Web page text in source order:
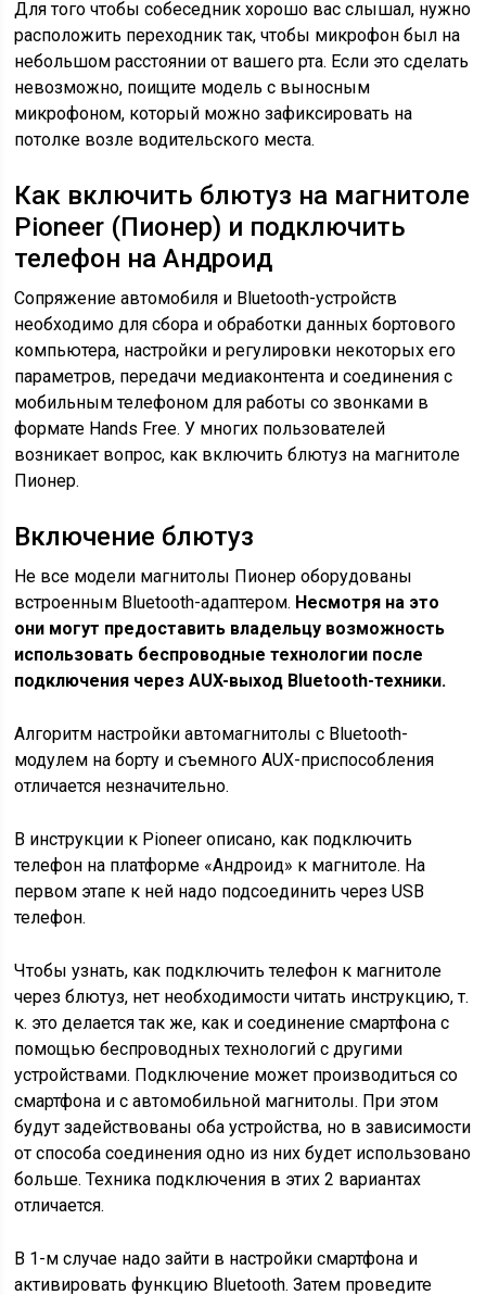
Для того чтобы собеседник хорошо вас слышал, нужно
расположить переходник так, чтобы микрофон был на
небольшом расстоянии от вашего рта. Если это сделать
невозможно, поищите модель с выносным
микрофоном, который можно зафиксировать на
потолке возле водительского места.
Как включить блютуз на магнитоле
Pioneer (Пионер) и подключить
телефон на Андроид
Сопряжение автомобиля и Bluetooth-устройств
необходимо для сбора и обработки данных бортового
компьютера, настройки и регулировки некоторых его
параметров, передачи медиаконтента и соединения с
мобильным телефоном для работы со звонками в
формате Hands Free. У многих пользователей
возникает вопрос, как включить блютуз на магнитоле
Пионер.
Включение блютуз
Не все модели магнитолы Пионер оборудованы
встроенным Bluetooth-адаптером. Несмотря на это
они могут предоставить владельцу возможность
использовать беспроводные технологии после
подключения через AUX-выход Bluetooth-техники.
Алгоритм настройки автомагнитолы с Bluetooth-
модулем на борту и съемного AUX-приспособления
отличается незначительно.
В инструкции к Pioneer описано, как подключить
телефон на платформе «Андроид» к магнитоле. На
первом этапе к ней надо подсоединить через USB
телефон.
Чтобы узнать, как подключить телефон к магнитоле
через блютуз, нет необходимости читать инструкцию, т.
к. это делается так же, как и соединение смартфона с
помощью беспроводных технологий с другими
устройствами. Подключение может производиться со
смартфона и с автомобильной магнитолы. При этом
будут задействованы оба устройства, но в зависимости
от способа соединения одно из них будет использовано
больше. Техника подключения в этих 2 вариантах
отличается.
В 1-м случае надо зайти в настройки смартфона и
активировать функцию Bluetooth. Затем проведите